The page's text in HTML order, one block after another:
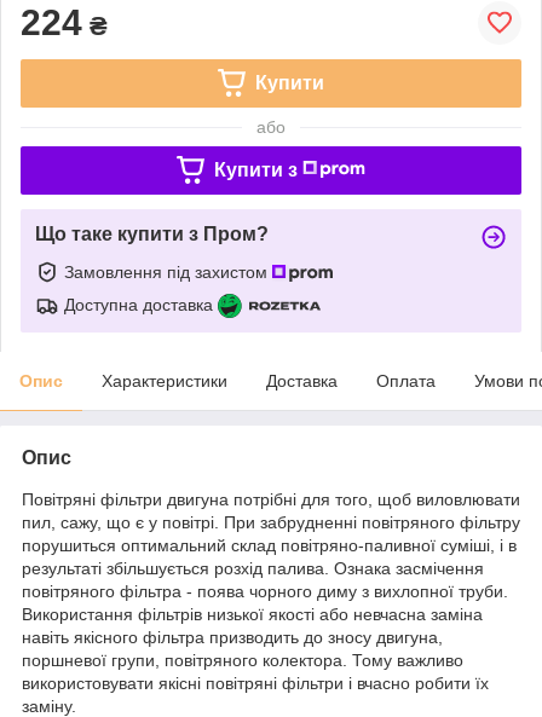
224 ₴
Купити
або
Купити з
Що таке купити з Пром?
Замовлення під захистом
Доступна доставка
Опис Характеристики Доставка Оплата Умови
Опис
Повітряні фільтри двигуна потрібні для того, щоб виловлювати
пил, сажу, що є у повітрі. При забрудненні повітряного фільтру
порушиться оптимальний склад повітряно-паливної суміші, і в
результаті збільшується розхід палива. Ознака засмічення
повітряного фільтра - поява чорного диму з вихлопної труби.
Використання фільтрів низької якості або невчасна заміна
навіть якісного фільтра призводить до зносу двигуна,
поршневої групи, повітряного колектора. Тому важливо
використовувати якісні повітряні фільтри і вчасно робити їх
заміну.